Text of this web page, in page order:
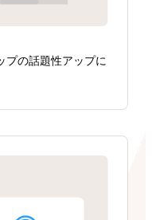
プの話題性アップに